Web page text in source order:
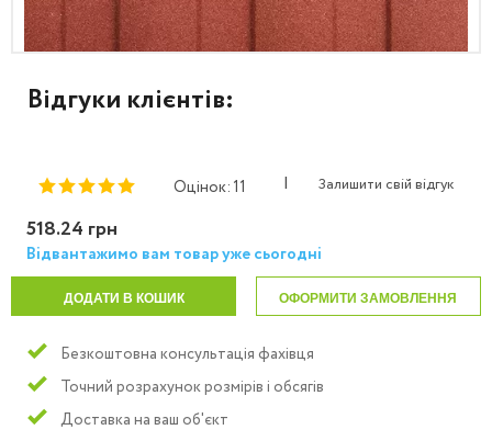
Відгуки клієнтів:
Оцінок: 11 | Залишити свій відгук
518.24 грн
Відвантажимо вам товар уже сьогодні
ДОДАТИ В КОШИК ОФОРМИТИ ЗАМОВЛЕННЯ
Безкоштовна консультація фахівця
Точний розрахунок розмірів і обсягів
Доставка на ваш об'єкт